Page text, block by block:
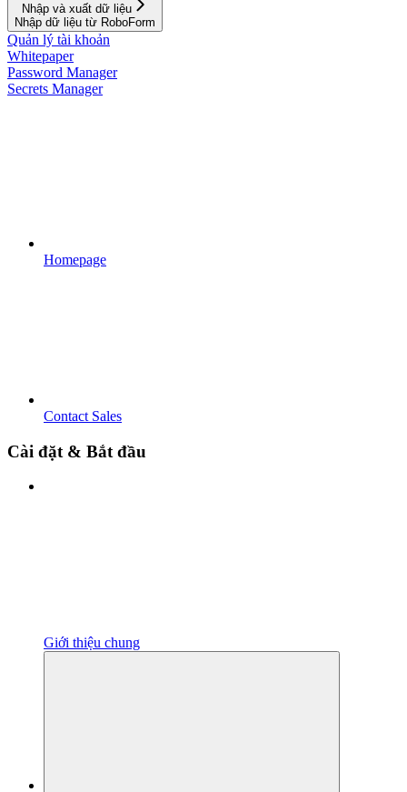
Nhập và xuất dữ liệu
Nhập dữ liệu từ RoboForm
Quản lý tài khoản
Whitepaper
Password Manager
Secrets Manager
Homepage
Contact Sales
Cài đặt & Bắt đầu
Giới thiệu chung